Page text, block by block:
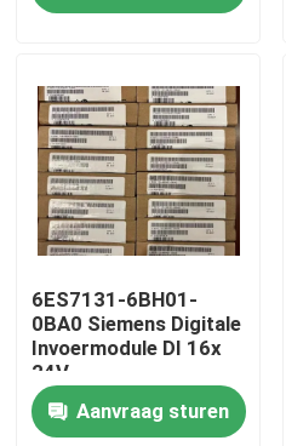
Contacteer ons
Verzoek om een Citaat
Industriële Servoaandrijving
AC Servoversterker
6ES7131-6BH01-
0BA0 Siemens Digitale
Invoermodule DI 16x
24V
gelijkstroomstandaard
Aanvraag sturen